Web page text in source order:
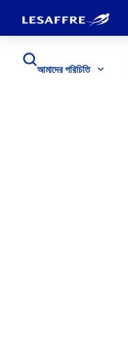
আমাদের পরিচিতি